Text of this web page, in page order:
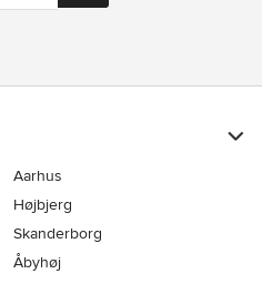
Aarhus
Højbjerg
Skanderborg
Åbyhøj